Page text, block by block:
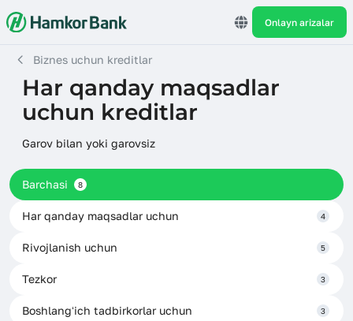
Onlayn arizalar
Biznes uchun kreditlar
Har qanday maqsadlar
uchun kreditlar
Garov bilan yoki garovsiz
Barchasi 8
Har qanday maqsadlar uchun 4
Rivojlanish uchun 5
Tezkor 3
Boshlangʻich tadbirkorlar uchun 3